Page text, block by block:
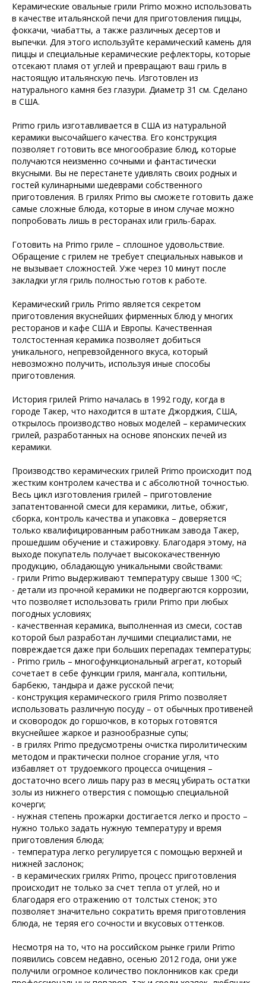
Керамические овальные грили Primo можно использовать
в качестве итальянской печи для приготовления пиццы,
фоккачи, чиабатты, а также различных десертов и
выпечки. Для этого используйте керамический камень для
пиццы и специальные керамические рефлекторы, которые
отсекают пламя от углей и превращают ваш гриль в
настоящую итальянскую печь. Изготовлен из
натурального камня без глазури. Диаметр 31 см. Сделано
в США.
Primo гриль изготавливается в США из натуральной
керамики высочайшего качества. Его конструкция
позволяет готовить все многообразие блюд, которые
получаются неизменно сочными и фантастически
вкусными. Вы не перестанете удивлять своих родных и
гостей кулинарными шедеврами собственного
приготовления. В грилях Primo вы сможете готовить даже
самые сложные блюда, которые в ином случае можно
попробовать лишь в ресторанах или гриль-барах.
Готовить на Primo гриле – сплошное удовольствие.
Обращение с грилем не требует специальных навыков и
не вызывает сложностей. Уже через 10 минут после
закладки угля гриль полностью готов к работе.
Керамический гриль Primo является секретом
приготовления вкуснейших фирменных блюд у многих
ресторанов и кафе США и Европы. Качественная
толстостенная керамика позволяет добиться
уникального, непревзойденного вкуса, который
невозможно получить, используя иные способы
приготовления.
История грилей Primo началась в 1992 году, когда в
городе Такер, что находится в штате Джорджия, США,
открылось производство новых моделей – керамических
грилей, разработанных на основе японских печей из
керамики.
Производство керамических грилей Primo происходит под
жестким контролем качества и с абсолютной точностью.
Весь цикл изготовления грилей – приготовление
запатентованной смеси для керамики, литье, обжиг,
сборка, контроль качества и упаковка – доверяется
только квалифицированным работникам завода Такер,
прошедшим обучение и стажировку. Благодаря этому, на
выходе покупатель получает высококачественную
продукцию, обладающую уникальными свойствами:
- грили Primo выдерживают температуру свыше 1300 ᵒС;
- детали из прочной керамики не подвергаются коррозии,
что позволяет использовать грили Primo при любых
погодных условиях;
- качественная керамика, выполненная из смеси, состав
которой был разработан лучшими специалистами, не
повреждается даже при больших перепадах температуры;
- Primo гриль – многофункциональный агрегат, который
сочетает в себе функции гриля, мангала, коптильни,
барбекю, тандыра и даже русской печи;
- конструкция керамического гриля Primo позволяет
использовать различную посуду – от обычных противеней
и сковородок до горшочков, в которых готовятся
вкуснейшее жаркое и разнообразные супы;
- в грилях Primo предусмотрены очистка пиролитическим
методом и практически полное сгорание угля, что
избавляет от трудоемкого процесса очищения –
достаточно всего лишь пару раз в месяц убирать остатки
золы из нижнего отверстия с помощью специальной
кочерги;
- нужная степень прожарки достигается легко и просто –
нужно только задать нужную температуру и время
приготовления блюда;
- температура легко регулируется с помощью верхней и
нижней заслонок;
- в керамических грилях Primo, процесс приготовления
происходит не только за счет тепла от углей, но и
благодаря его отражению от толстых стенок; это
позволяет значительно сократить время приготовления
блюда, не теряя его сочности и вкусовых оттенков.
Несмотря на то, что на российском рынке грили Primo
появились совсем недавно, осенью 2012 года, они уже
получили огромное количество поклонников как среди